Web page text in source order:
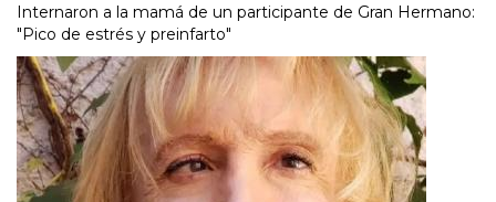
Internaron a la mamá de un participante de Gran Hermano:
"Pico de estrés y preinfarto"